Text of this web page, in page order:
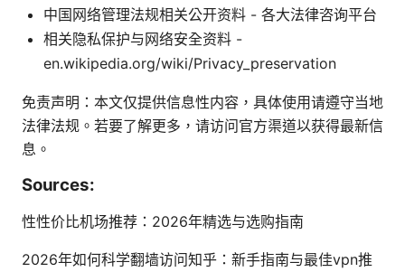
中国网络管理法规相关公开资料 - 各大法律咨询平台
相关隐私保护与网络安全资料 -
en.wikipedia.org/wiki/Privacy_preservation
免责声明：本文仅提供信息性内容，具体使用请遵守当地
法律法规。若要了解更多，请访问官方渠道以获得最新信
息。
Sources:
性性价比机场推荐：2026年精选与选购指南
2026年如何科学翻墙访问知乎：新手指南与最佳vpn推